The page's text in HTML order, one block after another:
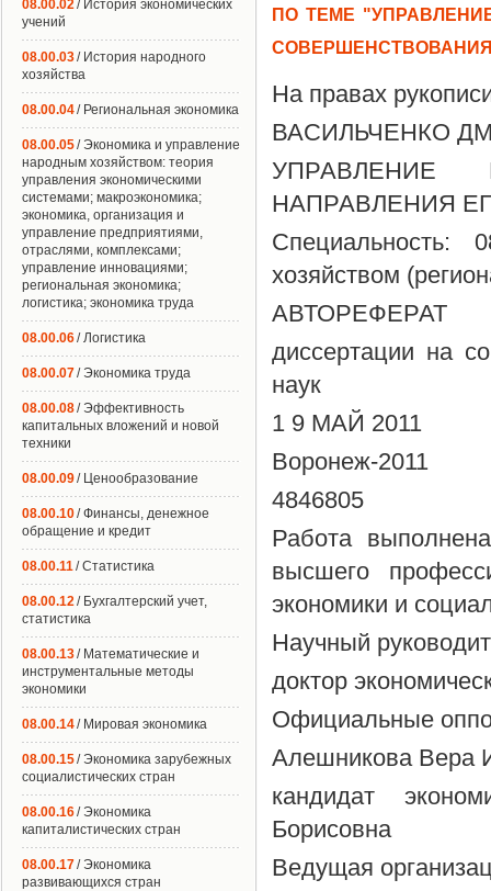
ПО ТЕМЕ
На правах
ВАСИЛЬЧЕНКО
УПРАВЛЕНИЕ
НАПРАВЛЕНИЯ
Специальность:
хозяйством
АВТОРЕФЕРАТ
диссертации на
наук
1 9 МАЙ 2011
Воронеж-2011
4846805
Работа
высшего
экономики и
Научный
доктор
Официальные
Алешникова Вера
кандидат
Борисовна
Ведущая
08.00.02/ История экономических
учений
08.00.03/ История народного
хозяйства
08.00.04/ Региональная экономика
08.00.05/ Экономика и управление
народным хозяйством: теория
управления экономическими
системами; макроэкономика;
экономика, организация и
управление предприятиями,
отраслями, комплексами;
управление инновациями;
региональная экономика;
логистика; экономика труда
08.00.06/ Логистика
08.00.07/ Экономика труда
08.00.08/ Эффективность
капитальных вложений и новой
техники
08.00.09/ Ценообразование
08.00.10/ Финансы, денежное
обращение и кредит
08.00.11/ Статистика
08.00.12/ Бухгалтерский учет,
статистика
08.00.13/ Математические и
инструментальные методы
экономики
08.00.14/ Мировая экономика
08.00.15/ Экономика зарубежных
социалистических стран
08.00.16/ Экономика
капиталистических стран
08.00.17/ Экономика
развивающихся стран